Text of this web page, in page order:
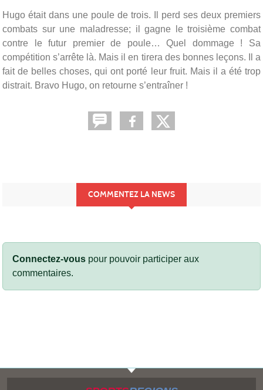
Hugo était dans une poule de trois. Il perd ses deux premiers
combats sur une maladresse; il gagne le troisième combat
contre le futur premier de poule… Quel dommage ! Sa
compétition s’arrête là. Mais il en tirera des bonnes leçons. Il a
fait de belles choses, qui ont porté leur fruit. Mais il a été trop
distrait. Bravo Hugo, on retourne s’entraîner !
COMMENTEZ LA NEWS
Connectez-vous pour pouvoir participer aux
commentaires.